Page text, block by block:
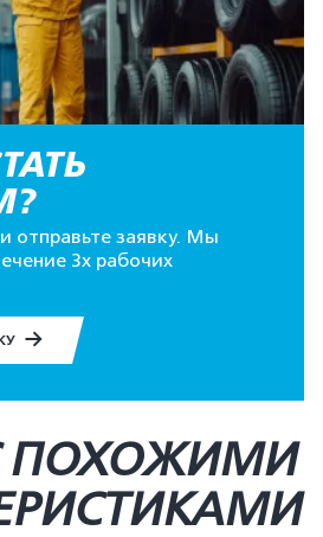
отправьте заявку. Мы
3х рабочих
ПОХОЖИМИ